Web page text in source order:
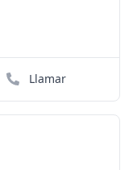
Llamar